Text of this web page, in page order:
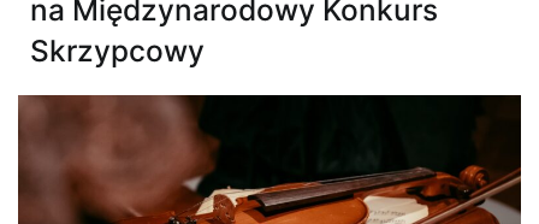
na Międzynarodowy Konkurs
Skrzypcowy